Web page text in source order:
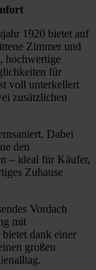
1920 bietet auf
Zimmer und
hochwertige
für
voll unterkellert
zusätzlichen
Dabei
den
– ideal für Käufer,
Zuhause
Vordach
mit
dank einer
großen